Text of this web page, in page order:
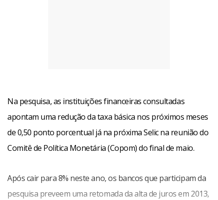
Na pesquisa, as instituições financeiras consultadas
apontam uma redução da taxa básica nos próximos meses
de 0,50 ponto porcentual já na próxima Selic na reunião do
Comitê de Política Monetária (Copom) do final de maio.
Após cair para 8% neste ano, os bancos que participam da
pesquisa preveem uma retomada da alta de juros em 2013,